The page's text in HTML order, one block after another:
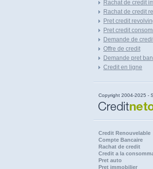
Rachat de credit
Rachat de credit
Pret credit
Pret credit
Demande de
Offre de credit
Demande pret
Credit en ligne
Copyright 2004-2025 -
Credit Renouvelable
Compte Bancaire
Rachat de credit
Credit a la
Pret auto
Pret immobilier